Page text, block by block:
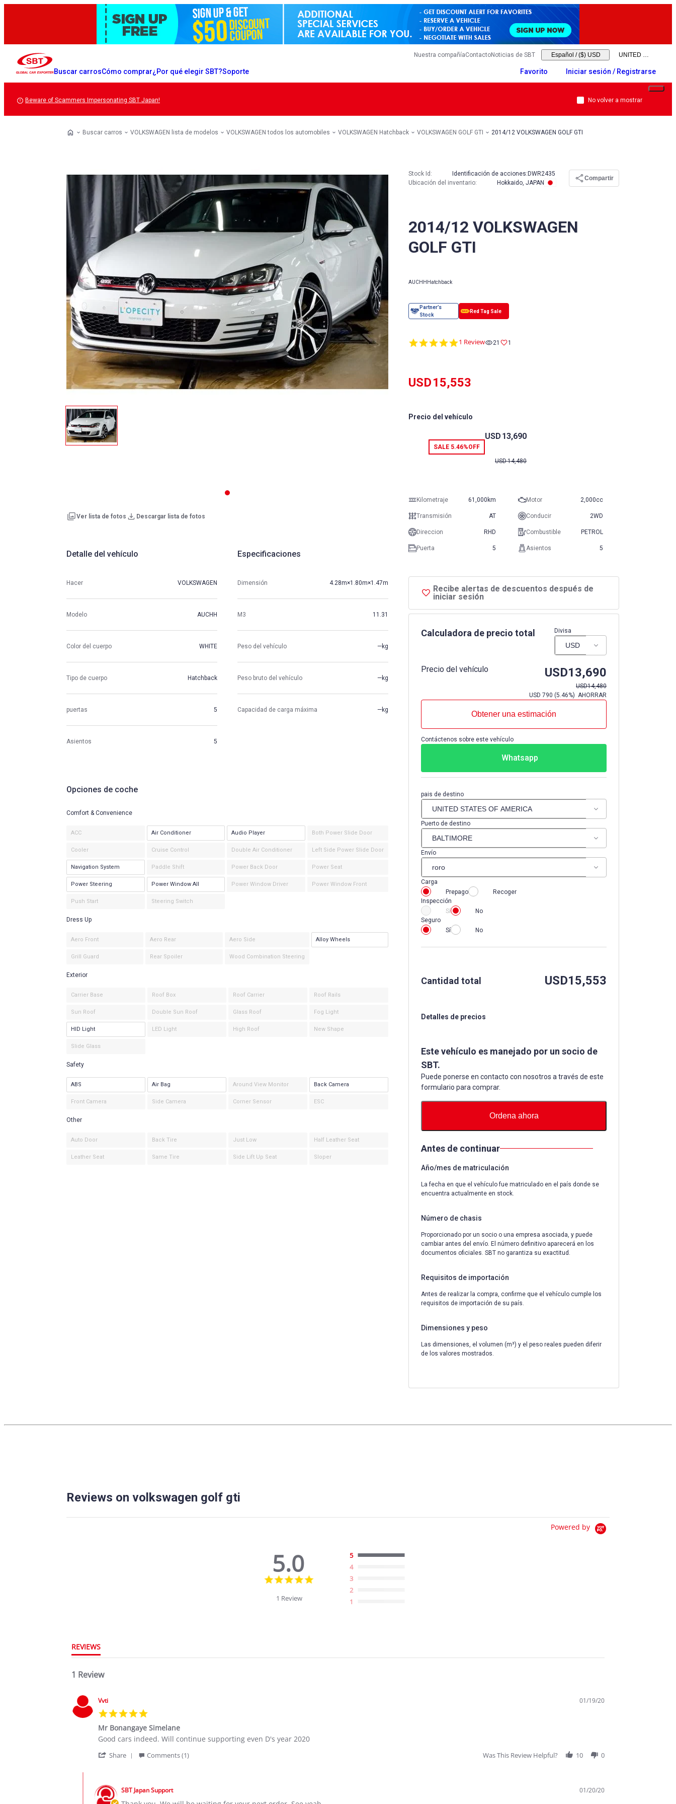
Buscar carrosCómo comprar¿Por qué elegir SBT?Soporte
Nuestra compañíaContactoNoticias de SBT Español / ($) USD
Favorito Iniciar sesión / Registrarse
Beware of Scammers Impersonating SBT Japan! No volver a mostrar
Buscar carros VOLKSWAGEN lista de modelos VOLKSWAGEN todos los automobiles VOLKSWAGEN Hatchback VOLKSWAGEN GOLF GTI 2014/12 VOLKSWAGEN GOLF GTI
2014/12 VOLKSWAGEN
GOLF GTI
AUCHH Hatchback
Stock Id: Identificación de acciones: DWR2435
Ubicación del inventario: Hokkaido, JAPAN
Compartir
Ver lista de fotos Descargar lista de fotos
5.0
1 Review 21 1
USD15,553
Precio del vehículo
SALE 5.46%OFF
USD 13,690
USD14,480
Recibe alertas de descuentos después de
iniciar sesión
Calculadora de precio total Divisa
Precio del vehículo USD13,690
USD14,480
USD 790 (5.46%) AHORRAR
Obtener una estimación
Contáctenos sobre este vehículo
Whatsapp
pais de destino
Puerto de destino
Envío
Carga
Prepago
Recoger
Inspección
Sí
No
Seguro
Sí
No
Cantidad total USD15,553
Detalles de precios
Este vehículo es manejado por un socio de
SBT.
Puede ponerse en contacto con nosotros a través de este
formulario para comprar.
Ordena ahora
Antes de continuar
Año/mes de matriculación
La fecha en que el vehículo fue matriculado en el país donde se
encuentra actualmente en stock.
Número de chasis
Proporcionado por un socio o una empresa asociada, y puede
cambiar antes del envío. El número definitivo aparecerá en los
documentos oficiales. SBT no garantiza su exactitud.
Requisitos de importación
Antes de realizar la compra, confirme que el vehículo cumple los
requisitos de importación de su país.
Dimensiones y peso
Las dimensiones, el volumen (m³) y el peso reales pueden diferir
de los valores mostrados.
Kilometraje 61,000km Motor 2,000cc
Transmisión AT Conducir 2WD
Direccion RHD Combustible PETROL
Puerta 5 Asientos 5
Detalle del vehículo
Hacer VOLKSWAGEN
Modelo AUCHH
Color del cuerpo WHITE
Tipo de cuerpo Hatchback
puertas 5
Asientos 5
Especificaciones
Dimensión 4.28m×1.80m×1.47m
M3 11.31
Peso del vehículo —kg
Peso bruto del vehículo —kg
Capacidad de carga máxima —kg
Opciones de coche
Comfort & Convenience
ACC Air Conditioner Audio Player Both Power Slide Door
Cooler Cruise Control Double Air Conditioner Left Side Power Slide Door
Navigation System Paddle Shift Power Back Door Power Seat
Power Steering Power Window All Power Window Driver Power Window Front
Push Start Steering Switch
Dress Up
Aero Front Aero Rear Aero Side Alloy Wheels
Grill Guard Rear Spoiler Wood Combination Steering
Exterior
Carrier Base Roof Box Roof Carrier Roof Rails
Sun Roof Double Sun Roof Glass Roof Fog Light
HID Light LED Light High Roof New Shape
Slide Glass
Safety
ABS Air Bag Around View Monitor Back Camera
Front Camera Side Camera Corner Sensor ESC
Other
Auto Door Back Tire Just Low Half Leather Seat
Leather Seat Same Tire Side Lift Up Seat Sloper
Reviews on volkswagen golf gti
Powered by
5.0
5.0
1 Review
5
4
3
2
1
REVIEWS
1 Review
Vvti
rating
01/19/20
Mr Bonangaye Simelane
Review
Vvti
2020
review
Mr
Good cars indeed. Will continue supporting even D's year 2020
Share
Vvti
on
Comments (1) Was This Review Helpful? 10 0
Store
Owner
SBT Japan Support 01/20/20